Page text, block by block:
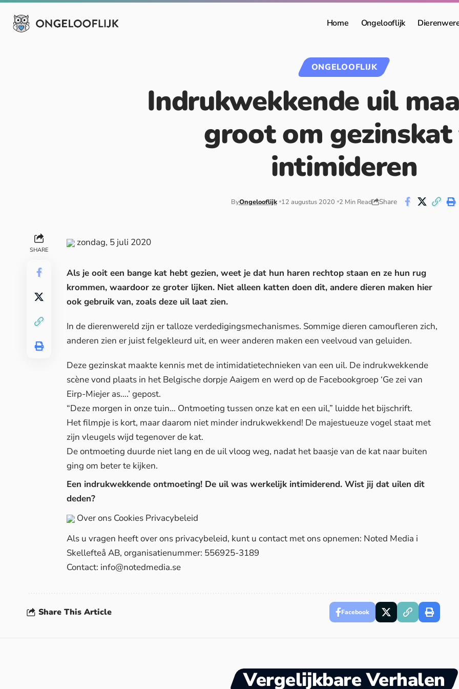
Home Ongelooflijk
ONGELOOFLIJK
Indrukwekkende uil
groot om
intimideren
ByOngelooflijk 12 augustus 2020 2 Min Read Share
SHARE
zondag, 5 juli 2020
Als je ooit een bange kat hebt gezien, weet je dat hun haren rechtop staan en ze hun rug
krommen, waardoor ze groter lijken. Niet alleen katten doen dit, andere dieren maken hier
ook gebruik van, zoals deze uil laat zien.
In de dierenwereld zijn er talloze verdedigingsmechanismes. Sommige dieren camoufleren zich,
anderen zien er juist felgekleurd uit, en weer anderen maken een veelvoud van geluiden.
Deze gezinskat maakte kennis met de intimidatietechnieken van een uil. De indrukwekkende
scène vond plaats in het Belgische dorpje Aaigem en werd op de Facebookgroep ‘Ge zei van
Eirp-Miejer as….’ gepost.
“Deze morgen in onze tuin… Ontmoeting tussen onze kat en een uil,” luidde het bijschrift.
Het filmpje is kort, maar daarom niet minder indrukwekkend! De majestueuze vogel staat met
zijn vleugels wijd tegenover de kat.
De ontmoeting duurde niet lang en de uil vloog weg, nadat het baasje van de kat naar buiten
ging om beter te kijken.
Een indrukwekkende ontmoeting! De uil was werkelijk intimiderend. Wist jij dat uilen dit
deden?
Over ons Cookies Privacybeleid
Als u vragen heeft over ons privacybeleid, kunt u contact met ons opnemen: Noted Media i
Skellefteå AB, organisatienummer: 556925-3189
Contact: info@notedmedia.se
Share This Article Facebook
Vergelijkbare Verhalen